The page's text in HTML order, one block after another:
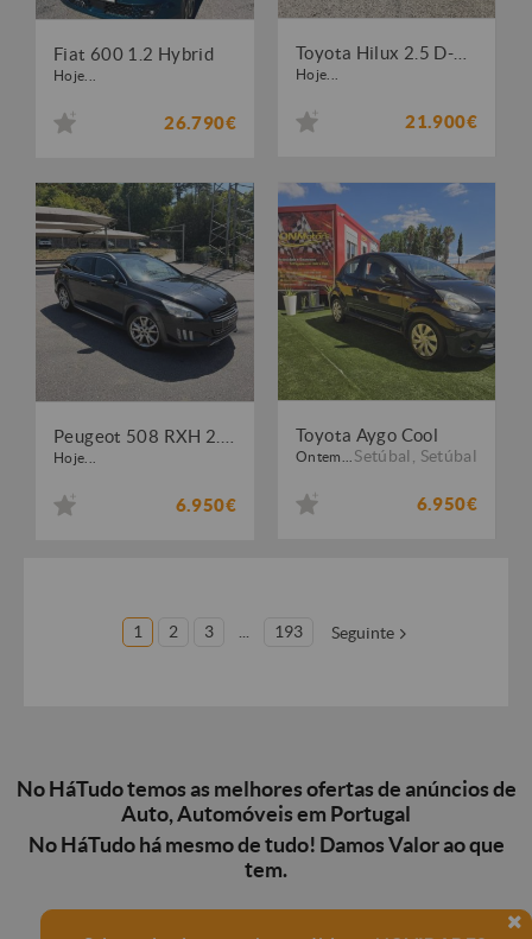
Fiat 600 1.2 Hybrid
Hoje...
26.790€
Hoje...
21.900€
Hoje...
6.950€
Toyota Aygo Cool
Ontem... Setúbal Setúbal
6.950€
1 2 3 193 Seguinte
No HáTudo temos as melhores ofertas de anúncios de
Auto, Automóveis em Portugal
No HáTudo há mesmo de tudo! Damos Valor ao que
tem.